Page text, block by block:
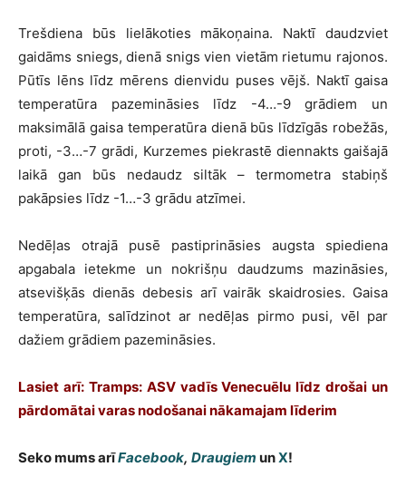
Trešdiena būs lielākoties mākoņaina. Naktī daudzviet
gaidāms sniegs, dienā snigs vien vietām rietumu rajonos.
Pūtīs lēns līdz mērens dienvidu puses vējš. Naktī gaisa
temperatūra pazemināsies līdz -4…-9 grādiem un
maksimālā gaisa temperatūra dienā būs līdzīgās robežās,
proti, -3…-7 grādi, Kurzemes piekrastē diennakts gaišajā
laikā gan būs nedaudz siltāk – termometra stabiņš
pakāpsies līdz -1…-3 grādu atzīmei.
Nedēļas otrajā pusē pastiprināsies augsta spiediena
apgabala ietekme un nokrišņu daudzums mazināsies,
atsevišķās dienās debesis arī vairāk skaidrosies. Gaisa
temperatūra, salīdzinot ar nedēļas pirmo pusi, vēl par
dažiem grādiem pazemināsies.
Lasiet arī: Tramps: ASV vadīs Venecuēlu līdz drošai un
pārdomātai varas nodošanai nākamajam līderim
Seko mums arīFacebook, Draugiem unX!